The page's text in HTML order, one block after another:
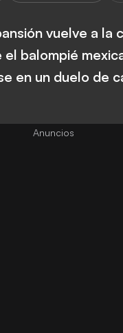
vuelve a la
balompié
en un duelo de